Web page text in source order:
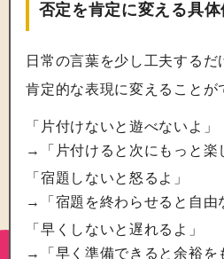
否定を肯定に変える具体
日常の言葉を少し工夫する
肯定的な表現に変えることが
「片付けないと遊べないよ」
→「片付けると次にもっと楽
「宿題しないと怒るよ」
→「宿題を終わらせると自由
「早くしないと遅れるよ」
→「早く準備できると余裕を